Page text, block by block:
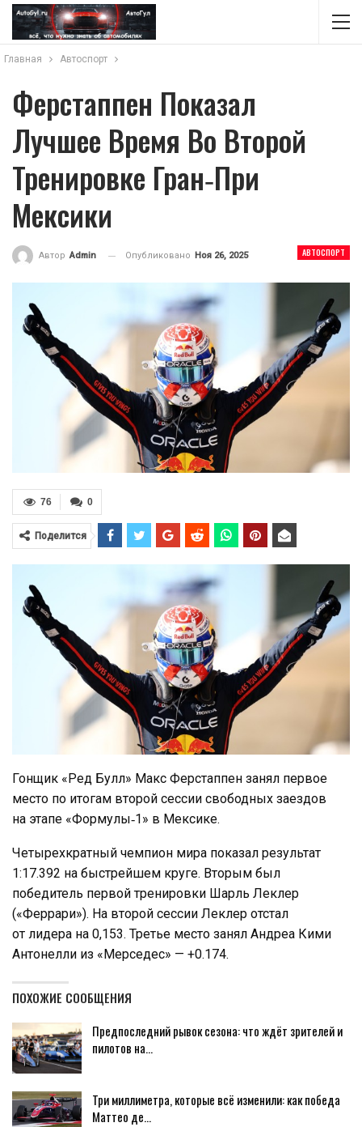
Главная Автоспорт
Ферстаппен Показал
Лучшее Время Во Второй
Тренировке Гран‑при
Мексики
АВТОСПОРТ
Автор Admin Опубликовано Ноя 26, 2025
0
76
Поделится
Гонщик «Ред Булл» Макс Ферстаппен занял первое
место по итогам второй сессии свободных заездов
на этапе «Формулы‑1» в Мексике.
Четырехкратный чемпион мира показал результат
1:17.392 на быстрейшем круге. Вторым был
победитель первой тренировки Шарль Леклер
(«Феррари»). На второй сессии Леклер отстал
от лидера на 0,153. Третье место занял Андреа Кими
Антонелли из «Мерседес» — +0.174.
ПОХОЖИЕ СООБЩЕНИЯ
Предпоследний рывок сезона: что ждёт зрителей и
пилотов на…
Три миллиметра, которые всё изменили: как победа
Маттео де…